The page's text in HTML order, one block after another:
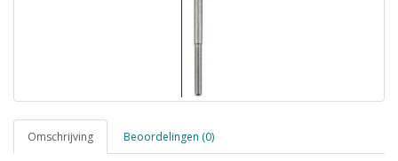
Omschrijving Beoordelingen (0)